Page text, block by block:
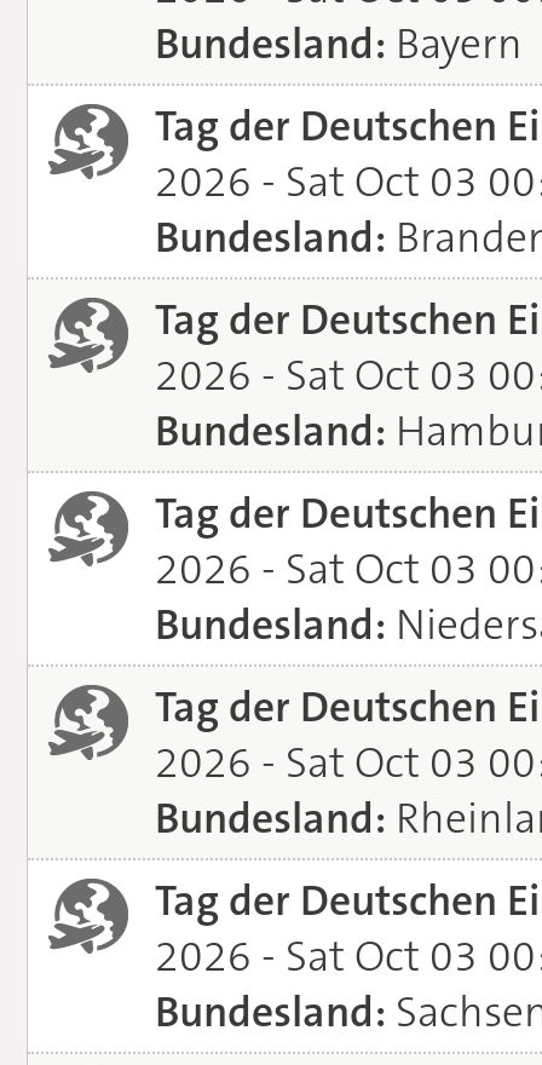
Bundesland: Bayern
Tag der Deutschen
2026 - Sat Oct 03
Bundesland:
Tag der Deutschen
2026 - Sat Oct 03
Bundesland:
Tag der Deutschen
2026 - Sat Oct 03
Bundesland:
Tag der Deutschen
2026 - Sat Oct 03
Bundesland:
Tag der Deutschen
2026 - Sat Oct 03
Bundesland: